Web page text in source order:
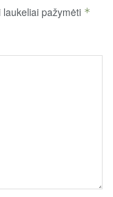
laukeliai pažymėti *